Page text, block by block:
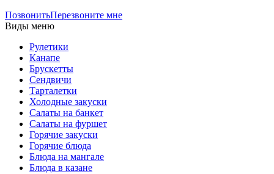
ПозвонитьПерезвоните мне
Виды меню
Рулетики
Канапе
Брускетты
Сендвичи
Тарталетки
Холодные закуски
Салаты на банкет
Салаты на фуршет
Горячие закуски
Горячие блюда
Блюда на мангале
Блюда в казане